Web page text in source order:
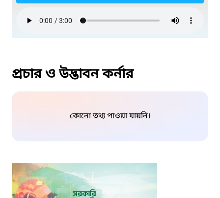
প্রচার ও উদ্ভাবন কর্নার
কোনো তথ্য পাওয়া যায়নি।